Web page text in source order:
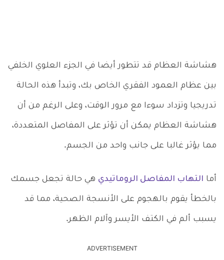
هشاشة العظام قد تتطور أيضا في الجزء العلوي الخلفي
بين عظام العمود الفقري الخاص بك، وتبدأ هذه الحالة
تدريجيا وتزداد سوءا مع مرور الوقت، وعلى الرغم من أن
هشاشة العظام يمكن أن تؤثر على المفاصل المتعددة،
مما يؤثر غالبا على جانب واحد من الجسم.
أما التهاب المفاصل الروماتيدي هي حالة تجعل جسمك
بالخطأ يقوم بالهجوم على الأنسجة الصحية، مما قد
يسبب ألم في الكتف الأيسر وآلام الظهر.
ADVERTISEMENT